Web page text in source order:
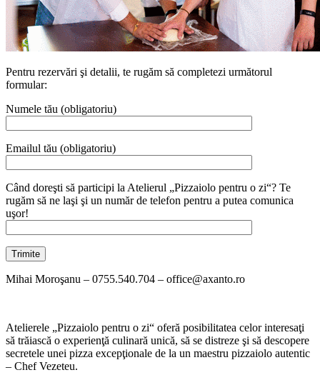
Pentru rezervări şi detalii, te rugăm să completezi următorul
formular:
Numele tău (obligatoriu)
Emailul tău (obligatoriu)
Când doreşti să participi la Atelierul „Pizzaiolo pentru o zi“? Te
rugăm să ne laşi şi un număr de telefon pentru a putea comunica
uşor!
Mihai Moroşanu – 0755.540.704 – office@axanto.ro
Atelierele „Pizzaiolo pentru o zi“ oferă posibilitatea celor interesaţi
să trăiască o experienţă culinară unică, să se distreze şi să descopere
secretele unei pizza excepţionale de la un maestru pizzaiolo autentic
– Chef Vezeteu.